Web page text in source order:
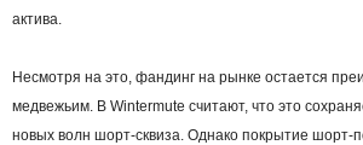
актива.
Несмотря на это, фандинг на рынке остается
медвежьим. В Wintermute считают, что это
новых волн шорт-сквиза. Однако покрытие шорт-